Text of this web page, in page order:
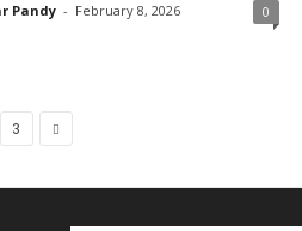
Pandy - February 8, 2026 0
3